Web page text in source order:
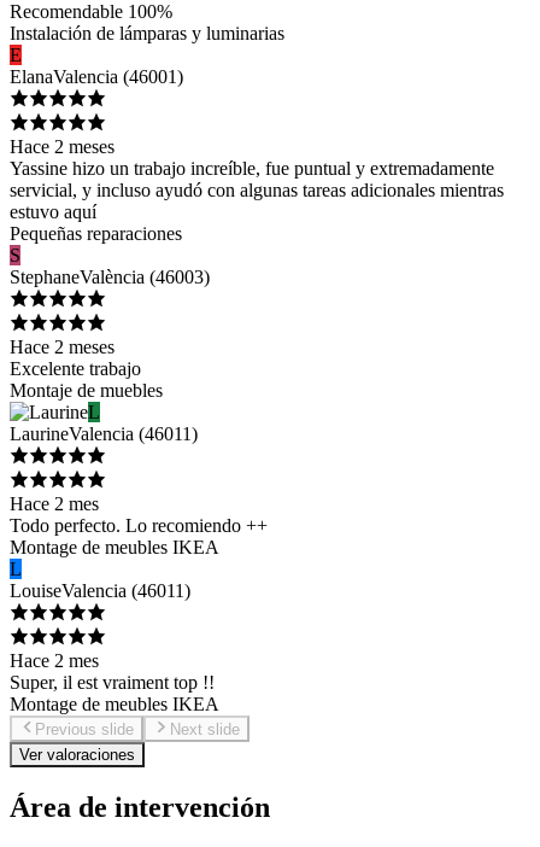
Recomendable 100%
Instalación de lámparas y luminarias
E
ElanaValencia (46001)
Hace 2 meses
Yassine hizo un trabajo increíble, fue puntual y extremadamente
servicial, y incluso ayudó con algunas tareas adicionales mientras
estuvo aquí
Pequeñas reparaciones
S
StephaneValència (46003)
Hace 2 meses
Excelente trabajo
Montaje de muebles
L
LaurineValencia (46011)
Hace 2 mes
Todo perfecto. Lo recomiendo ++
Montage de meubles IKEA
L
LouiseValencia (46011)
Hace 2 mes
Super, il est vraiment top !!
Montage de meubles IKEA
Previous slide
Next slide
Ver valoraciones
Área de intervención